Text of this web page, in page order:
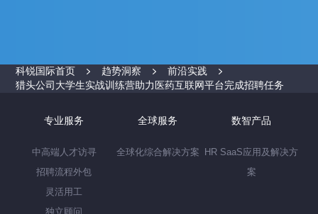
科锐国际首页 趋势洞察
前沿实践
猎头公司大学生实战训练营助力医药互联网平台完成招聘任务
专业服务
中高端人才访寻
招聘流程外包
灵活用工
独立顾问
全球服务
全球化综合解决方案
数智产品
HR SaaS应用及解决方
案